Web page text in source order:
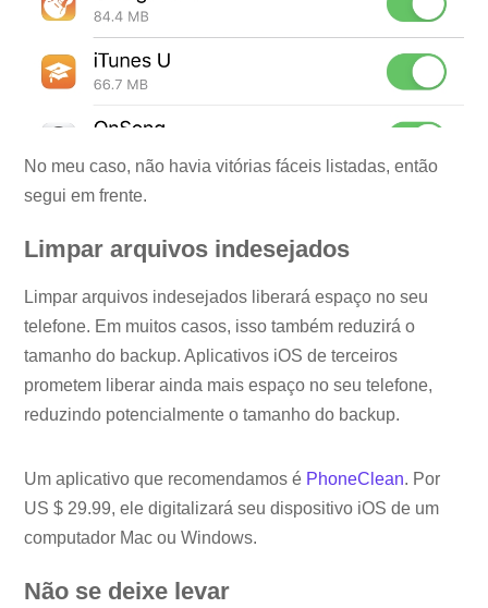
No meu caso, não havia vitórias fáceis listadas, então
segui em frente.
Limpar arquivos indesejados
Limpar arquivos indesejados liberará espaço no seu
telefone. Em muitos casos, isso também reduzirá o
tamanho do backup. Aplicativos iOS de terceiros
prometem liberar ainda mais espaço no seu telefone,
reduzindo potencialmente o tamanho do backup.
Um aplicativo que recomendamos é PhoneClean. Por
US $ 29.99, ele digitalizará seu dispositivo iOS de um
computador Mac ou Windows.
Não se deixe levar